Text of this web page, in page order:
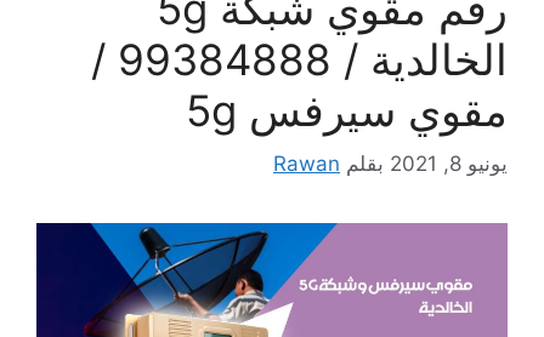
الخالدية / 99384888 /
مقوي سيرفس 5g
يونيو 8, 2021 بقلم Rawan